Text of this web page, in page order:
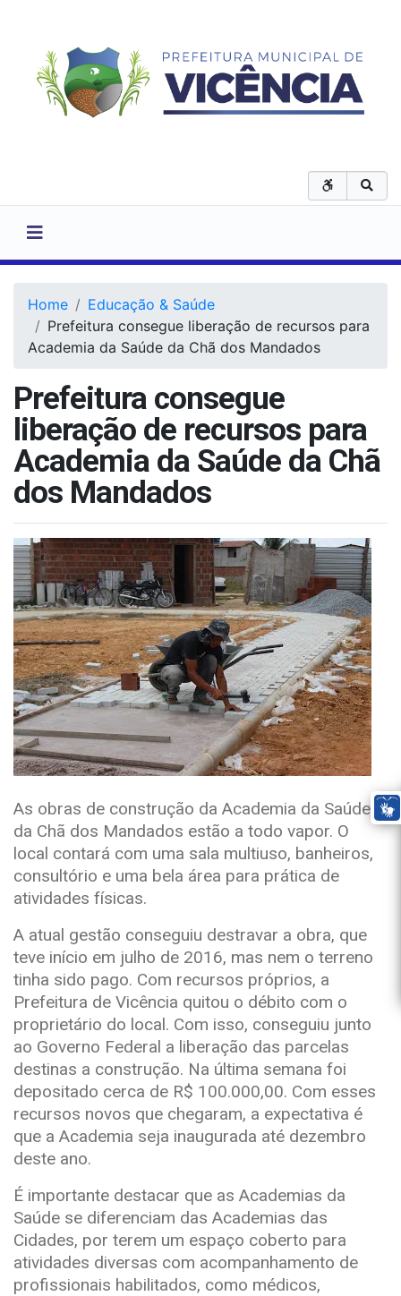
Home
Educação & Saúde
Prefeitura consegue liberação de recursos para
Academia da Saúde da Chã dos Mandados
Prefeitura consegue
liberação de recursos para
Academia da Saúde da Chã
dos Mandados
As obras de construção da Academia da Saúde
da Chã dos Mandados estão a todo vapor. O
local contará com uma sala multiuso, banheiros,
consultório e uma bela área para prática de
atividades físicas.
A atual gestão conseguiu destravar a obra, que
teve início em julho de 2016, mas nem o terreno
tinha sido pago. Com recursos próprios, a
Prefeitura de Vicência quitou o débito com o
proprietário do local. Com isso, conseguiu junto
ao Governo Federal a liberação das parcelas
destinas a construção. Na última semana foi
depositado cerca de R$ 100.000,00. Com esses
recursos novos que chegaram, a expectativa é
que a Academia seja inaugurada até dezembro
deste ano.
É importante destacar que as Academias da
Saúde se diferenciam das Academias das
Cidades, por terem um espaço coberto para
atividades diversas com acompanhamento de
profissionais habilitados, como médicos,